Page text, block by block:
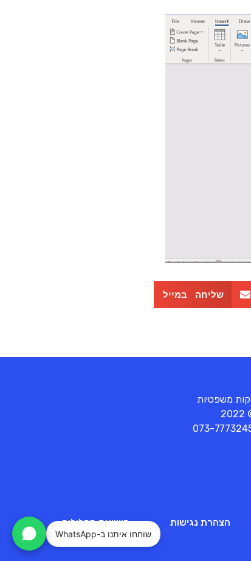
שליחה במייל
משפטיות
073-
הצהרת נגישות השוואת מסלולים
שוחחו איתנו ב-WhatsApp